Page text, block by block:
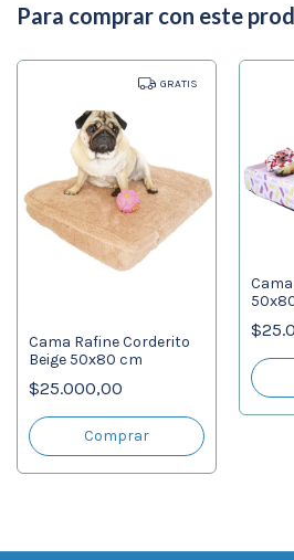
Para comprar con este
GRATIS
Cama Rafine Corderito
Beige 50x80 cm
$25.000,00